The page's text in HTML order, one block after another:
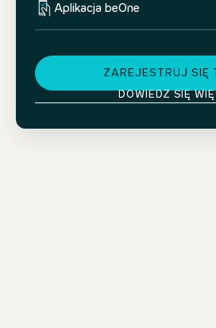
Aplikacja beOne
ZAREJESTRUJ SIĘ
DOWIEDZ SIĘ